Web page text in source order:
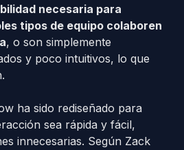
necesaria para
tipos de equipo colaboren
, o son simplemente
y poco intuitivos, lo que
ha sido rediseñado para
sea rápida y fácil,
innecesarias. Según Zack